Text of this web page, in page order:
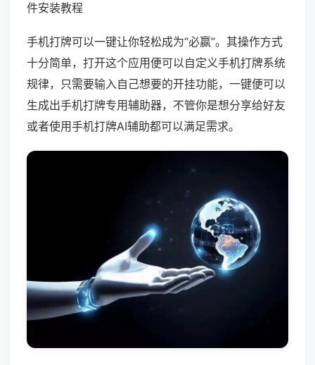
件安装教程
手机打牌可以一键让你轻松成为“必赢”。其操作方式
十分简单，打开这个应用便可以自定义手机打牌系统
规律，只需要输入自己想要的开挂功能，一键便可以
生成出手机打牌专用辅助器，不管你是想分享给好友
或者使用手机打牌AI辅助都可以满足需求。